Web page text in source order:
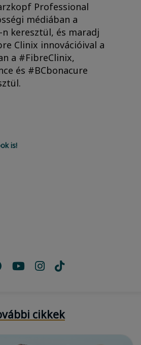
Professional
médiában a
keresztül, és maradj
Clinix innovációival a
a #FibreClinix,
és #BCbonacure
is!
cikkek